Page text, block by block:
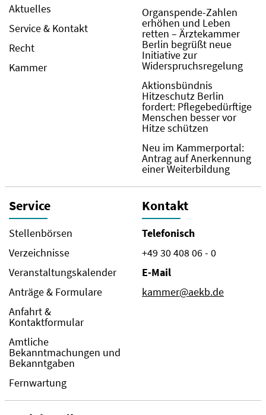
Aktuelles
Service & Kontakt
Recht
Kammer
Organspende-Zahlen
erhöhen und Leben
retten – Ärztekammer
Berlin begrüßt neue
Initiative zur
Widerspruchsregelung
Aktionsbündnis
Hitzeschutz Berlin
fordert: Pflegebedürftige
Menschen besser vor
Hitze schützen
Neu im Kammerportal:
Antrag auf Anerkennung
einer Weiterbildung
Service
Stellenbörsen
Verzeichnisse
Veranstaltungskalender
Anträge & Formulare
Anfahrt &
Kontaktformular
Amtliche
Bekanntmachungen und
Bekanntgaben
Fernwartung
Kontakt
Telefonisch
+49 30 408 06 - 0
E-Mail
kammer@aekb.de